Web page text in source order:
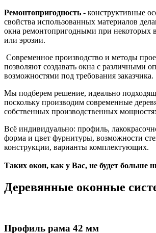
Ремонтопригодность - конструктивные
свойства использованных материалов
окна ремонтопригодными при некоторых
или эрозии.
Современное производство и методы
позволяют создавать окна с различными
возможностями под требования заказчика.
Мы подберем решение, идеально
поскольку производим современные
собственных производственных
Всё индивидуально: профиль,
форма и цвет фурнитуры, возможности
конструкции, варианты комплектующих.
Таких окон, как у Вас, не будет больше
Деревянные оконные
Профиль рама 42 мм